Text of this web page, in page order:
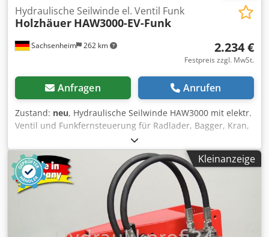
Sachsenheim 262 km
Hydraulische Seilwinde el. Ventil Funk
Holzhäuer HAW3000-EV-Funk
2.234 €
Festpreis zzgl. MwSt.
Anfragen Anrufen
Zustand: neu, Hydraulische Seilwinde HAW3000 mit elektr.
Ventil und Funkfernsteuerung für Radlader, Bagger, Kran,
Minibagger, Schlepper, Traktor im Weinbau, Gartenbau,
Hochbau, Tiefbau und viele weitere Anwendungen. Mit der
hydraulischen Anbauseilwinde HAW3000 können Sie sich
viele Anwendungen erleichtern. Maximale Seilkapazität bei
3000 kg Zugkraft 40 m bei 8 mm Drahtseil. Maximale
Seilkapazität bei 1700 kg Zugkraft 70 m bei 6 mm Drahtseil.
Dwsdefn Tu Topfx Ai Sea Maximale Seilkapazität bei 3000
kg Zugkraft 70 m bei 6 mm Kunststoffseil. Maximale
Kleinanzeige